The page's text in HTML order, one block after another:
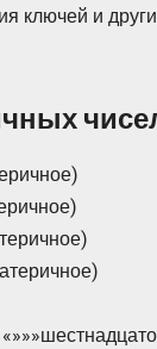
ключей и